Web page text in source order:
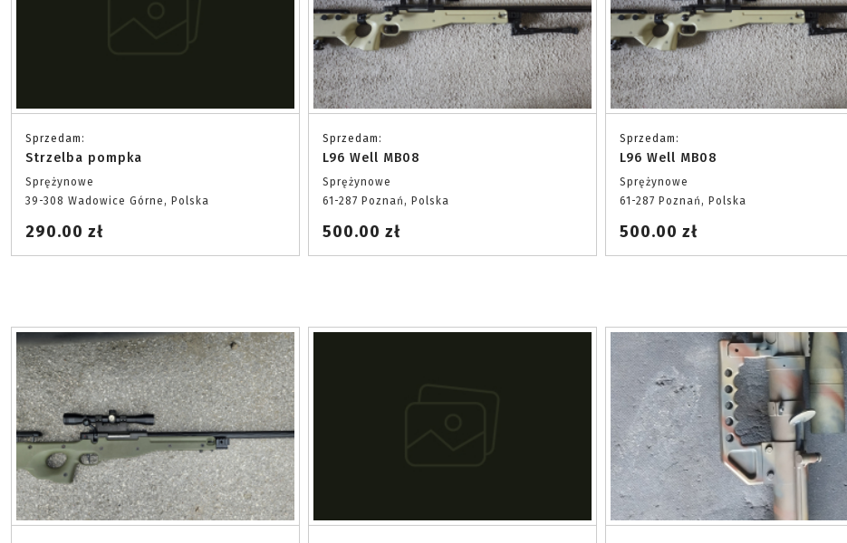
Sprzedam:
Strzelba pompka
Sprężynowe
39-308 Wadowice Górne, Polska
290.00 zł
Sprzedam:
L96 Well MB08
Sprężynowe
61-287 Poznań, Polska
500.00 zł
Sprzedam:
L96 Well MB08
Sprężynowe
61-287 Poznań, Polska
500.00 zł